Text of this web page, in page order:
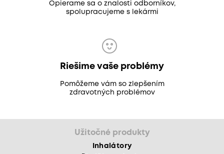
Opierame sa o znalosti odborníkov,
spolupracujeme s lekármi
Riešime vaše problémy
Pomôžeme vám so zlepšením
zdravotných problémov
Užitočné produkty
Inhalátory